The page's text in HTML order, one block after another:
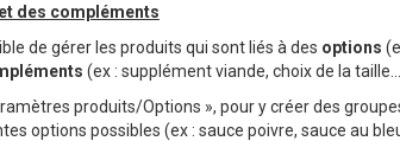
des compléments
de gérer les produits qui sont liés à des options
(ex : supplément viande, choix de la
produits/Options », pour y créer des
options possibles (ex : sauce poivre, sauce au